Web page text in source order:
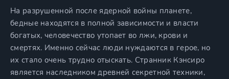
На разрушенной после ядерной войны планете,
бедные находятся в полной зависимости и власти
богатых, человечество утопает во лжи, крови и
смертях. Именно сейчас люди нуждаются в герое, но
их стало очень трудно отыскать. Странник Кэнсиро
является наследником древней секретной техники,